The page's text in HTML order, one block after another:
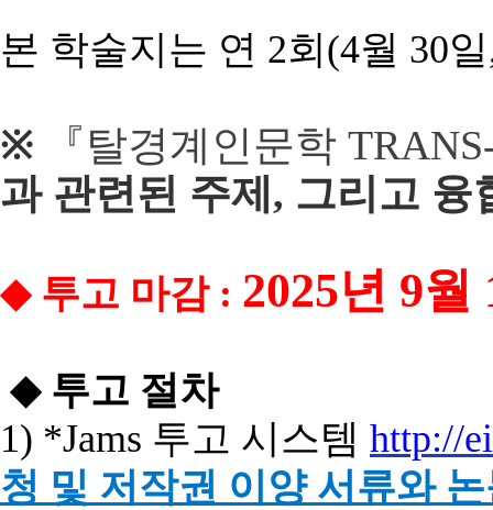
본 학술지는 연 2회 (4월 30일
※ 『탈경계인문학
과 관련된 주제 , 그리고 융
◆ 투고 마감: 2025년 9월
◆ 투고 절차
1) *Jams 투고 시스템 http://
청 및 저작권 이양 서류와